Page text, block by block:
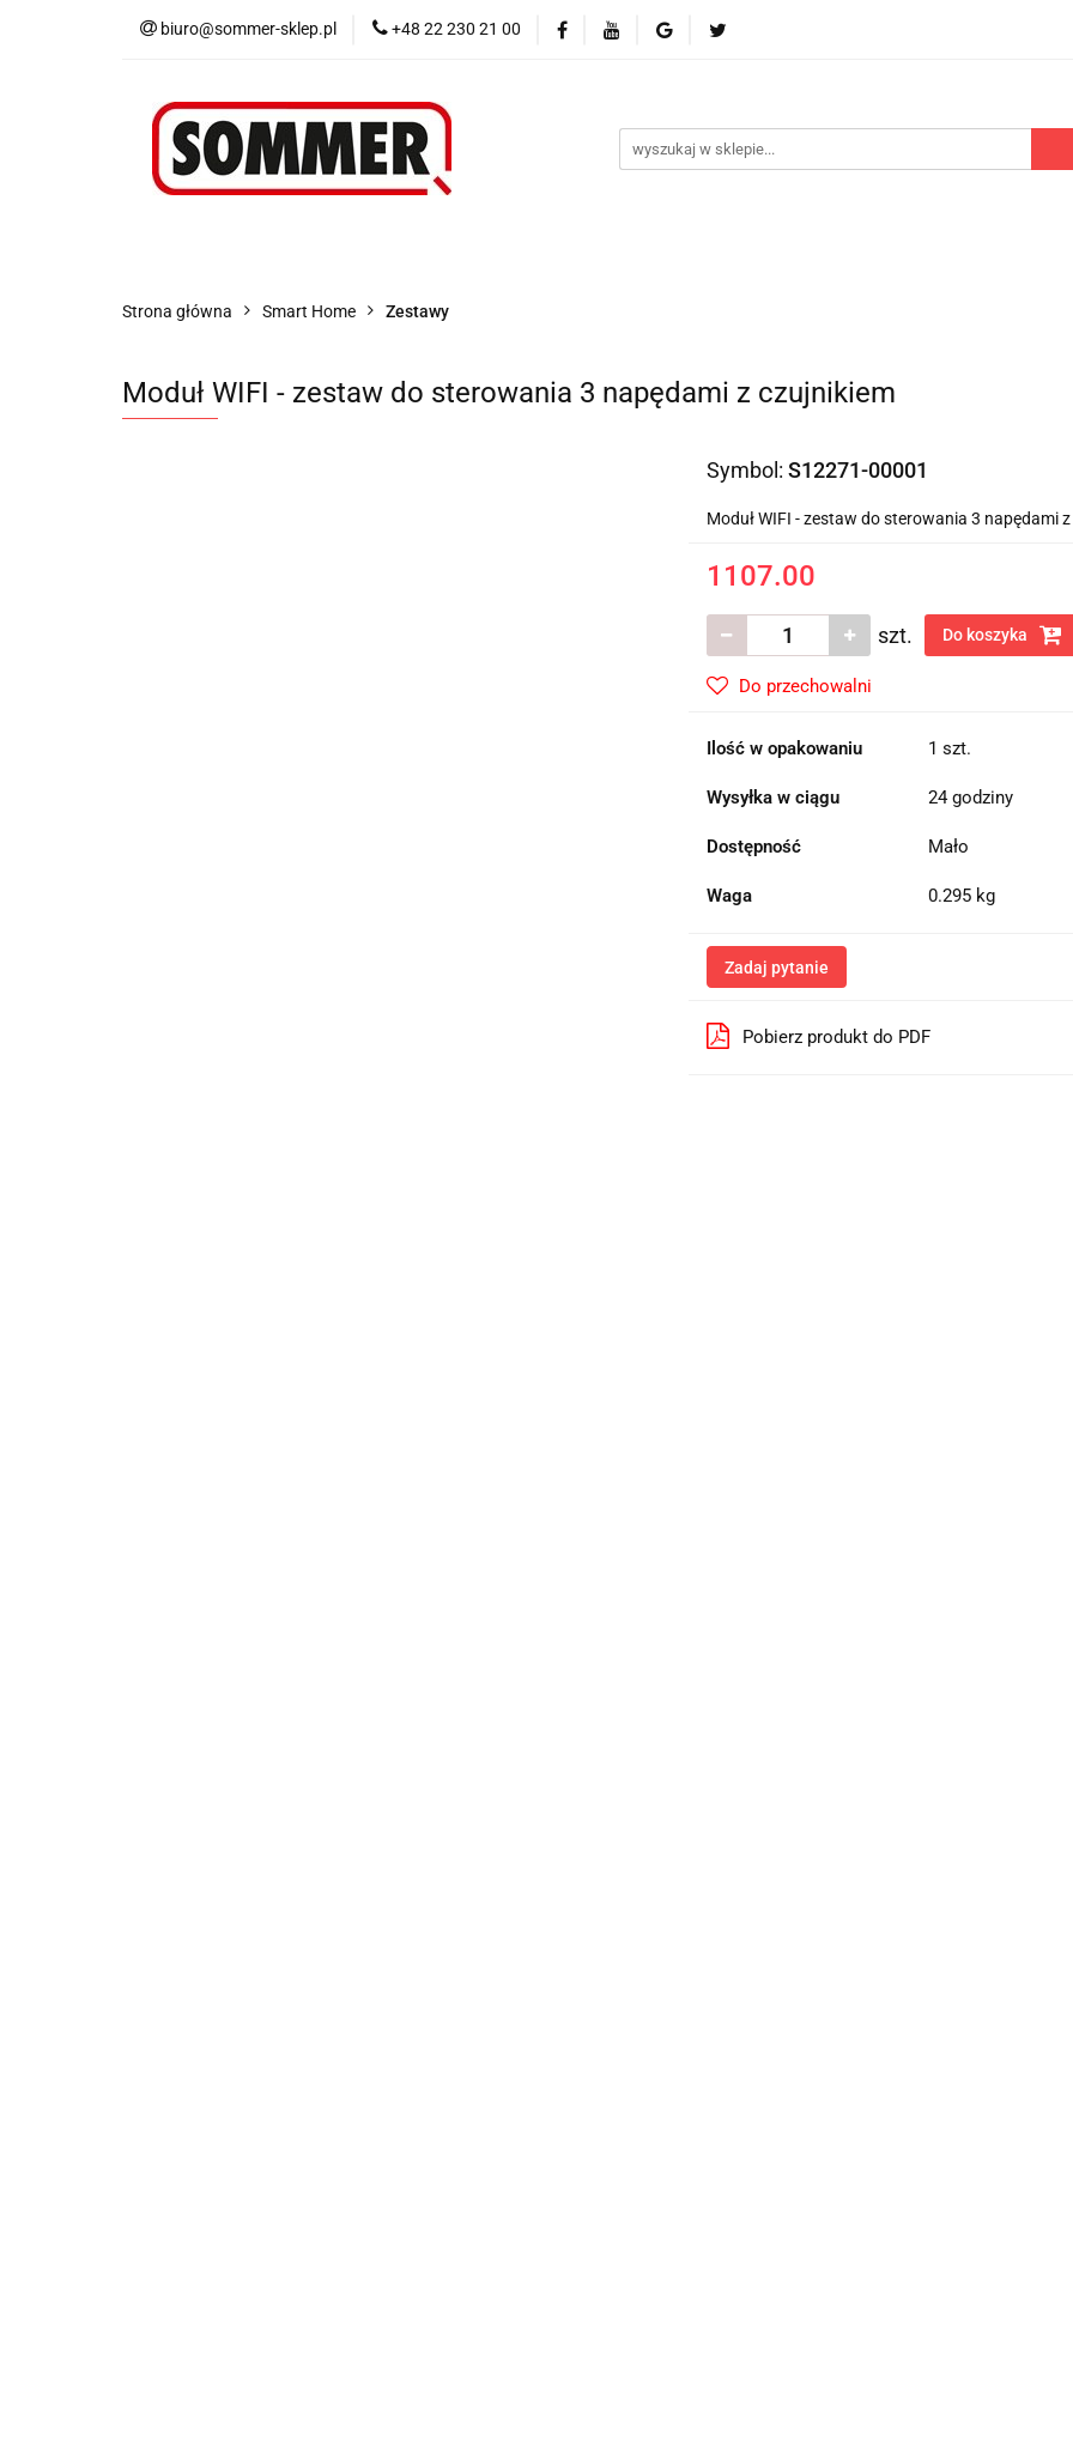
biuro@sommer-sklep.pl +48 22 230 21 00
Menu Piloty i odbiorniki Akcesoria
Blog Promocje Polecamy Nowości
Strona główna Smart Home Zestawy
Moduł WIFI - zestaw do sterowania 3 napędami z czujnikiem
Symbol: S12271-00001
Moduł WIFI - zestaw do sterowania 3 napędami
1107.00
szt. Do koszyka
Do przechowalni
Ilość w opakowaniu 1 szt.
Wysyłka w ciągu 24 godziny
Dostępność Mało
Waga 0.295 kg
Zadaj pytanie
Pobierz produkt do PDF